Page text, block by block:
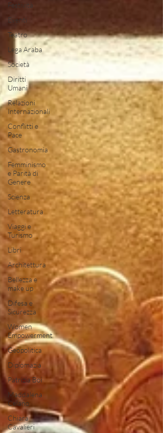
Festività
Eventi
Teatro
Lega Araba
Società
Diritti
Umani
Relazioni
Internazionali
Conflitti e
Pace
Gastronomia
Femminismo
e Parità di
Genere
Scienza
Letteratura
Viaggi e
Turismo
Libri
Architettura
Bellezza e
make up
Difesa e
Sicurezza
Women
Empowerment
Geopolitica
Diplomazia
Patrizia Boi
Maddalena
Celano
Chiara
Cavalieri